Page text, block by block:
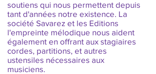
soutiens qui nous permettent depuis
tant d'années notre existence. La
société Savarez et les Editions
l'empreinte mélodique nous aident
également en offrant aux stagiaires
cordes, partitions, et autres
ustensiles nécessaires aux
musiciens.